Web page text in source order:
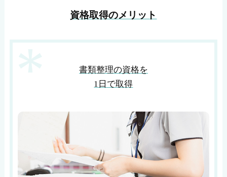
資格取得のメリット
書類整理の資格を
1日で取得